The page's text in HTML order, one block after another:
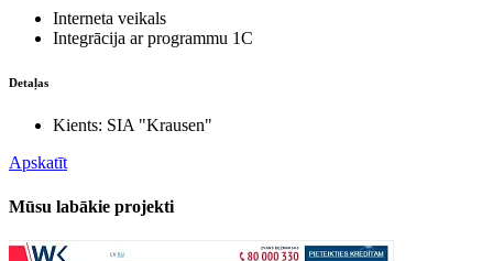
Interneta veikals
Integrācija ar programmu 1C
Detaļas
Kients: SIA "Krausen"
Apskatīt
Mūsu labākie projekti